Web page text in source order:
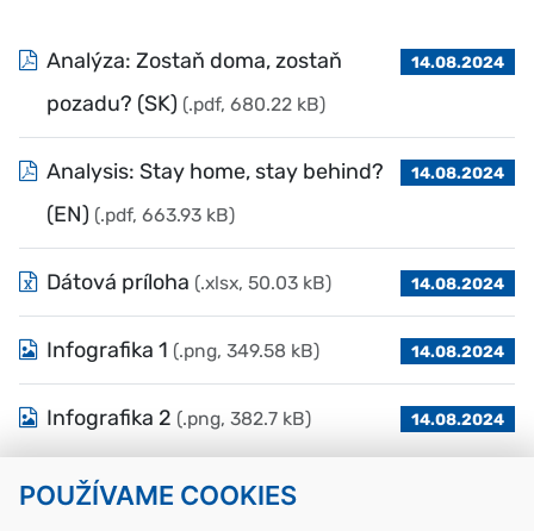
POUŽÍVAME COOKIES
Analýza: Zostaň doma, zostaň
pozadu? (SK) (.pdf, 680.22 kB)
14.08.2024
Analysis: Stay home, stay behind?
(EN) (.pdf, 663.93 kB)
14.08.2024
Dátová príloha (.xlsx, 50.03 kB) 14.08.2024
Infografika 1 (.png, 349.58 kB) 14.08.2024
Infografika 2 (.png, 382.7 kB) 14.08.2024